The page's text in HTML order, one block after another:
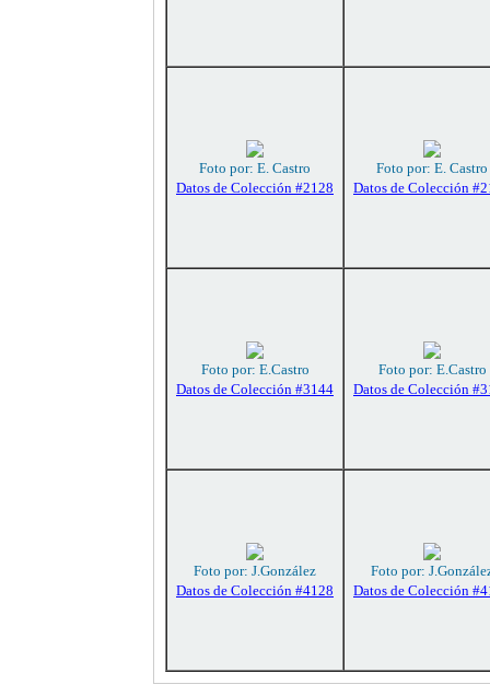
Foto por: E. Castro
Datos de Colección #2128
Foto por: E. Castro
Datos de Colección
Foto por: E.Castro
Datos de Colección #3144
Foto por: E.Castro
Datos de Colección
Foto por: J.González
Datos de Colección #4128
Foto por:
Datos de Colección